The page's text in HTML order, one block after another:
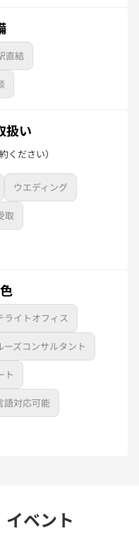
直結
扱い
ください）
ウエディング
取
ライトオフィス
ーズコンサルタント
ト
語対応可能
ベント